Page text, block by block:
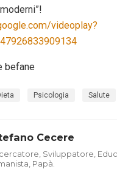
videoplay?
befane
Psicologia Salute
Cecere
Sviluppatore,
Papà.